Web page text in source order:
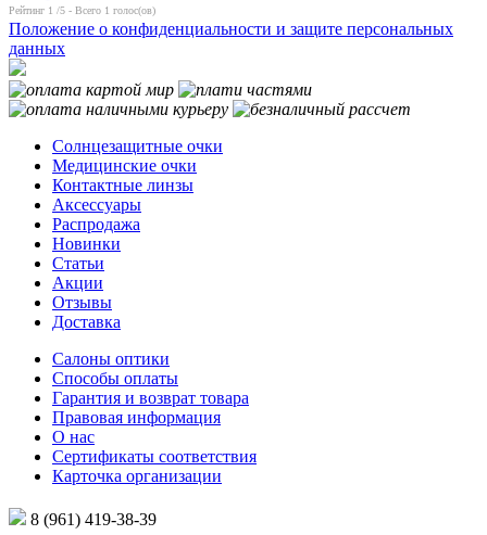
Рейтинг 1 /5 - Всего 1 голос(ов)
Положение о конфиденциальности и защите персональных
данных
Солнцезащитные очки
Медицинские очки
Контактные линзы
Аксессуары
Распродажа
Новинки
Статьи
Акции
Отзывы
Доставка
Салоны оптики
Способы оплаты
Гарантия и возврат товара
Правовая информация
О нас
Сертификаты соответствия
Карточка организации
8 (961) 419-38-39